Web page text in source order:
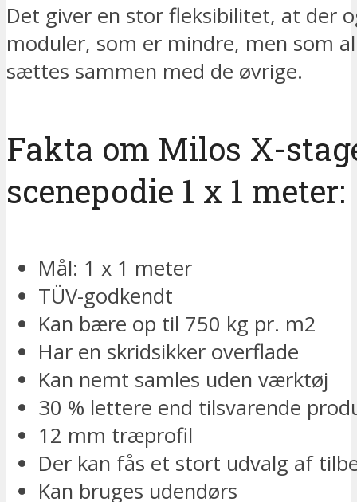
Det giver en stor fleksibilitet, at der
moduler, som er mindre, men som
sættes sammen med de øvrige.
Fakta om Milos X-
scenepodie 1 x 1 meter:
Mål: 1 x 1 meter
TÜV-godkendt
Kan bære op til 750 kg pr. m2
Har en skridsikker overflade
Kan nemt samles uden værktøj
30 % lettere end tilsvarende
12 mm træprofil
Der kan fås et stort udvalg af
Kan bruges udendørs